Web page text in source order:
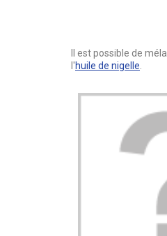
Il est possible de
l'huile de nigelle.